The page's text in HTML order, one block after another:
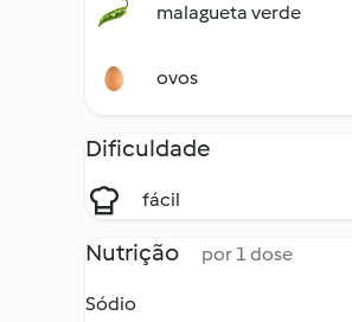
malagueta verde
ovos
Dificuldade
fácil
Nutrição por 1 dose
Sódio